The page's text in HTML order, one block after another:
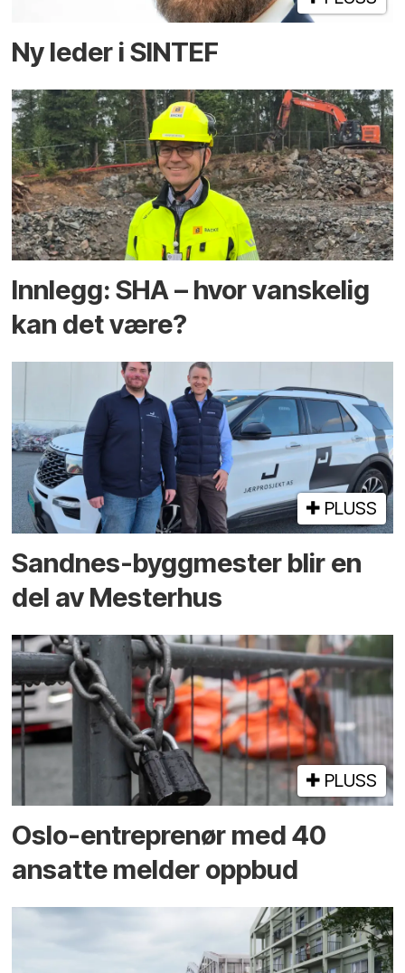
Ny leder i SINTEF
Innlegg: SHA – hvor vanskelig
kan det være?
PLUSS
Sandnes-byggmester blir en
del av Mesterhus
PLUSS
Oslo-entreprenør med 40
ansatte melder oppbud